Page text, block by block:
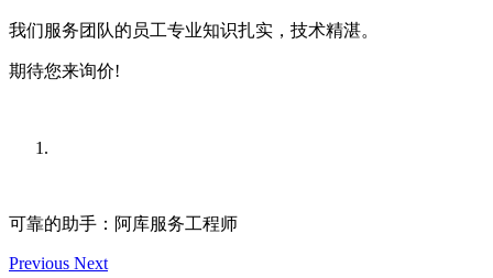
我们服务团队的员工专业知识扎实，技术精湛。
期待您来询价!
可靠的助手：阿库服务工程师
Previous Next